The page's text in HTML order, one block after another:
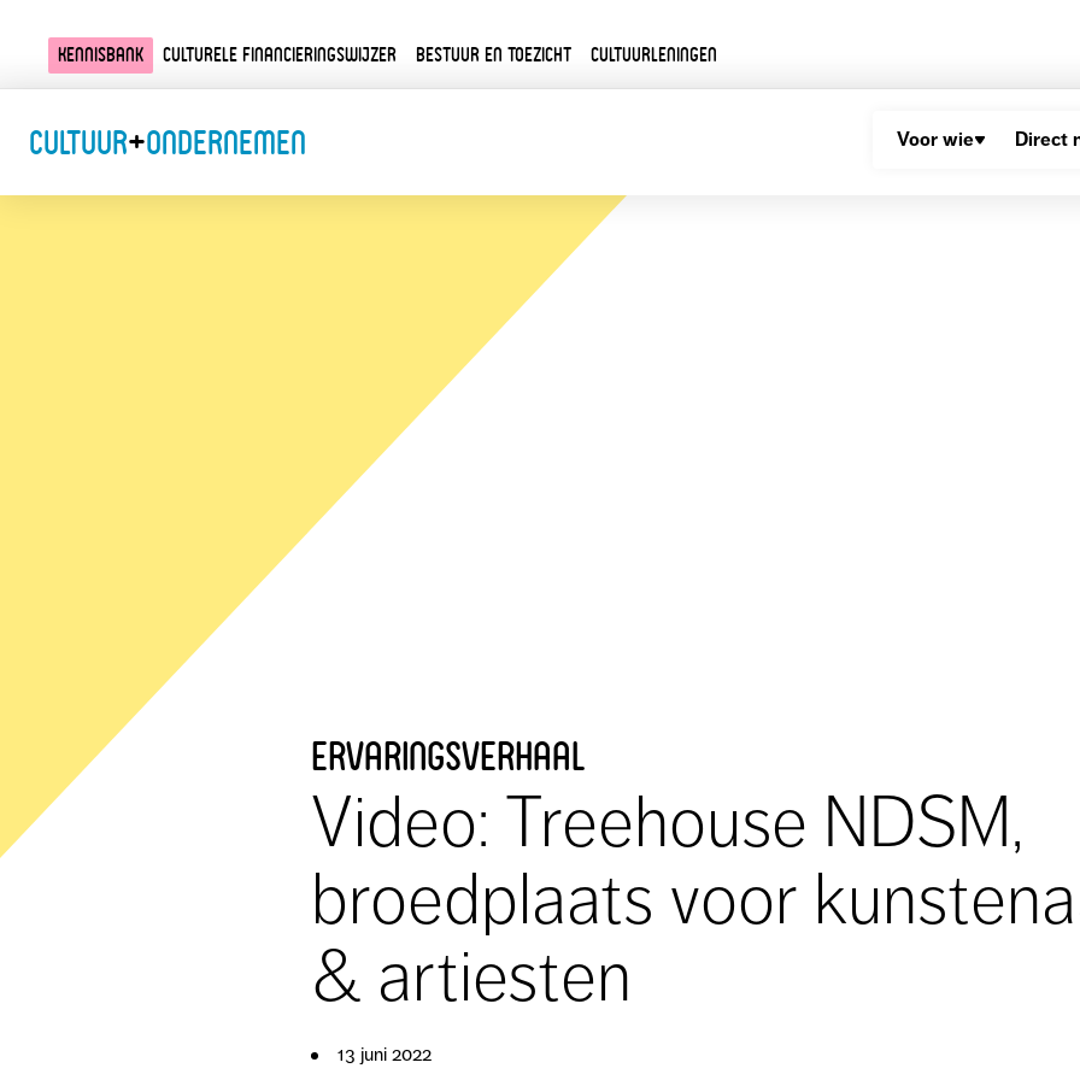
Kennisbank Culturele financieringswijzer Bestuur en toezicht Cultuurleningen
Cultuur+Ondernemen Voor wie Direct
ervaringsverhaal
Video: Treehouse NDSM,
broedplaats voor
& artiesten
13 juni 2022